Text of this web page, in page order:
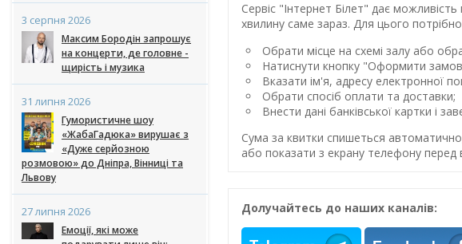
3 серпня 2026
Максим Бородін запрошує
на концерти, де головне -
щирість і музика
31 липня 2026
Гумористичне шоу
«ЖабаГадюка» вирушає з
«Дуже серйозною
розмовою» до Дніпра, Вінниці та
Львову
27 липня 2026
Емоції, які може
Сервіс "Інтернет Білет" дає
хвилину саме зараз. Для цього
Обрати місце на схемі залу або
Натиснути кнопку "Оформити
Вказати ім'я, адресу електронної
Обрати спосіб оплати та доставки;
Внести дані банківської картки і
Сума за квитки спишеться
або показати з екрану телефону перед
Долучайтесь до наших каналів: